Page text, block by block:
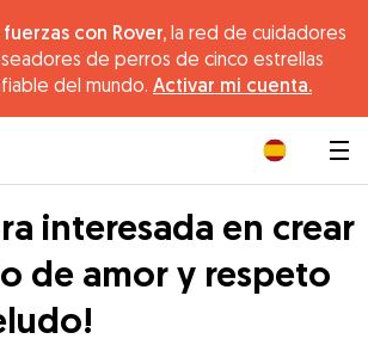
con Rover, la red de cuidadores
de perros de cinco estrellas
del mundo. Activar mi cuenta.
interesada en crear
de amor y respeto